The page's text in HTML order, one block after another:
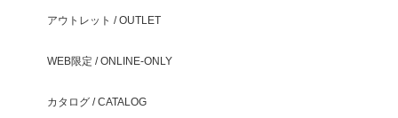
アウトレット / OUTLET
WEB限定 / ONLINE-ONLY
カタログ / CATALOG